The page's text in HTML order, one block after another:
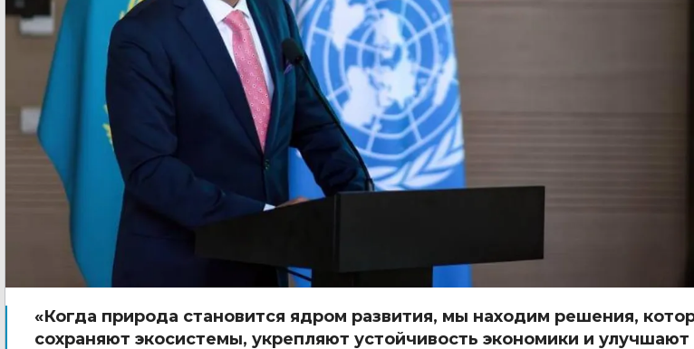
«Когда природа становится ядром развития, мы находим решения,
сохраняют экосистемы, укрепляют устойчивость экономики и